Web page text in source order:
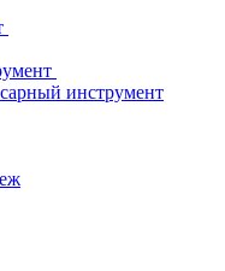
инструмент